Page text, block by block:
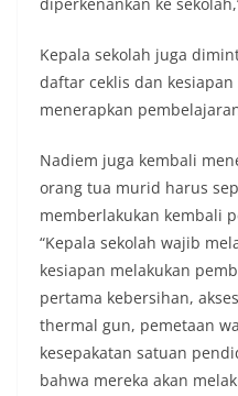
Kepala sekolah juga
daftar ceklis dan
menerapkan
Nadiem juga kembali
orang tua murid harus
memberlakukan kembali
“Kepala sekolah wajib
kesiapan melakukan
pertama kebersihan,
thermal gun, pemetaan
kesepakatan satuan
bahwa mereka akan